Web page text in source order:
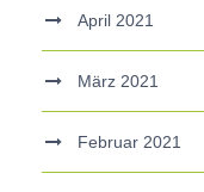
April 2021
März 2021
Februar 2021